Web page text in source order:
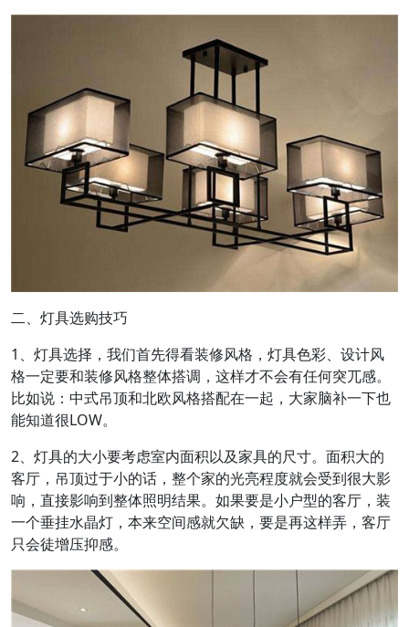
二、灯具选购技巧
1、灯具选择，我们首先得看装修风格，灯具色彩、设计风
格一定要和装修风格整体搭调，这样才不会有任何突兀感。
比如说：中式吊顶和北欧风格搭配在一起，大家脑补一下也
能知道很LOW。
2、灯具的大小要考虑室内面积以及家具的尺寸。面积大的
客厅，吊顶过于小的话，整个家的光亮程度就会受到很大影
响，直接影响到整体照明结果。如果要是小户型的客厅，装
一个垂挂水晶灯，本来空间感就欠缺，要是再这样弄，客厅
只会徒增压抑感。